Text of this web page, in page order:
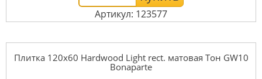
Артикул: 123577
Плитка 120x60 Hardwood Light rect. матовая Тон GW10
Bonaparte